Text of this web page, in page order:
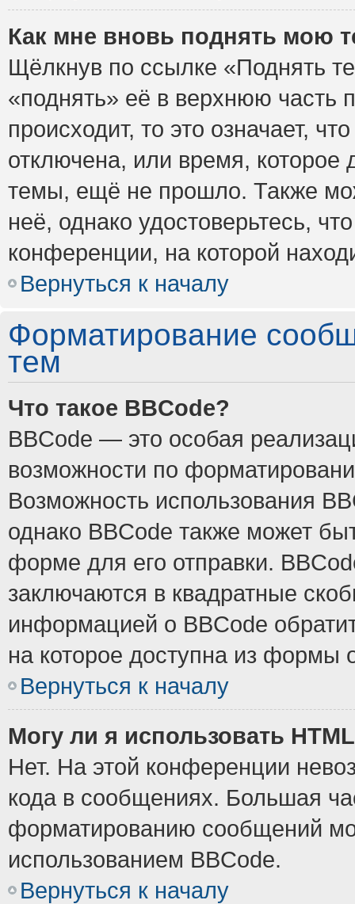
Как мне вновь поднять мою
Щёлкнув по ссылке «Поднять
«поднять» её в верхнюю часть
происходит, то это означает,
отключена, или время, которое
темы, ещё не прошло. Также
неё, однако удостоверьтесь,
конференции, на которой
Вернуться к началу
Форматирование
тем
Что такое BBCode?
BBCode — это особая
возможности по
Возможность использования
однако BBCode также может
форме для его отправки.
заключаются в квадратные
информацией о BBCode
на которое доступна из формы
Вернуться к началу
Могу ли я использовать
Нет. На этой конференции
кода в сообщениях. Большая
форматированию сообщений
использованием BBCode.
Вернуться к началу